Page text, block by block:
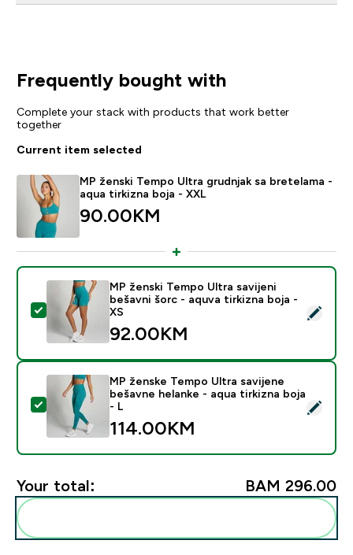
Frequently bought with
Complete your stack with products that work better
together
Current item selected
MP ženski Tempo Ultra grudnjak sa bretelama -
aqua tirkizna boja - XXL
90.00KM‎
Select this product - MP ženski Tempo Ultra savijeni
MP ženski Tempo Ultra savijeni
bešavni šorc - aquva tirkizna boja -
XS
92.00KM‎
Select this product - MP ženske Tempo Ultra
MP ženske Tempo Ultra savijene
bešavne helanke - aqua tirkizna boja
- L
114.00KM‎
Your total: BAM 296.00‎